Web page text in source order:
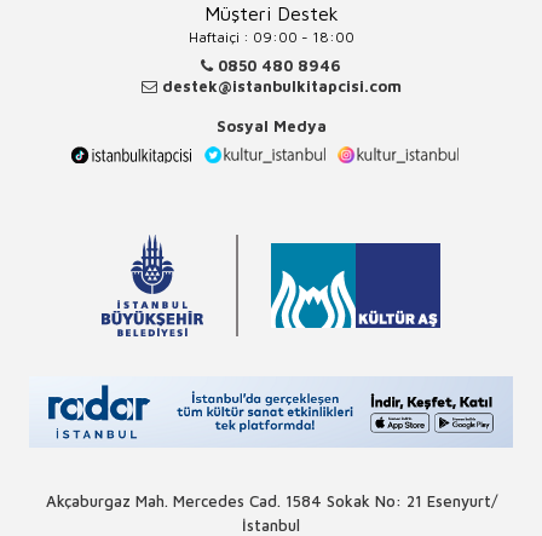
Müşteri Destek
Haftaiçi : 09:00 - 18:00
0850 480 8946
destek@istanbulkitapcisi.com
Sosyal Medya
Akçaburgaz Mah. Mercedes Cad. 1584 Sokak No: 21 Esenyurt/
İstanbul